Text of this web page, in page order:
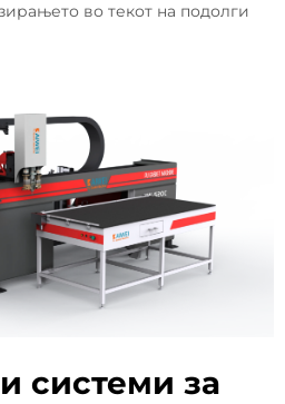
во текот на подолги
системи за